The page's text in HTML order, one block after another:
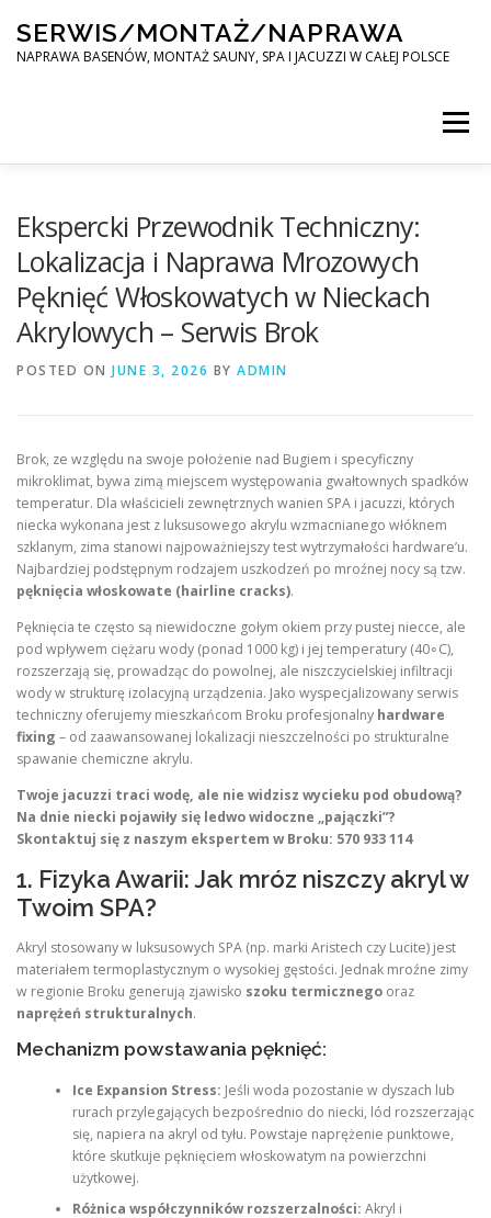
content
SERWIS/MONTAŻ/NAPRAWA
NAPRAWA BASENÓW, MONTAŻ SAUNY, SPA I JACUZZI W CAŁEJ POLSCE
Menu
MONTAŻ SAUNY, SPA, JACUZI W CAŁEJ POLSCE
KONTAKT
Ekspercki Przewodnik Techniczny:
Lokalizacja i Naprawa Mrozowych
Pęknięć Włoskowatych w Nieckach
Akrylowych – Serwis Brok
POSTED ON JUNE 3, 2026 BY ADMIN
Brok, ze względu na swoje położenie nad Bugiem i specyficzny
mikroklimat, bywa zimą miejscem występowania gwałtownych spadków
temperatur. Dla właścicieli zewnętrznych wanien SPA i jacuzzi, których
niecka wykonana jest z luksusowego akrylu wzmacnianego włóknem
szklanym, zima stanowi najpoważniejszy test wytrzymałości hardware’u.
Najbardziej podstępnym rodzajem uszkodzeń po mroźnej nocy są tzw.
pęknięcia włoskowate (hairline cracks).
Pęknięcia te często są niewidoczne gołym okiem przy pustej niecce, ale
pod wpływem ciężaru wody (ponad 1000 kg) i jej temperatury (40∘C),
rozszerzają się, prowadząc do powolnej, ale niszczycielskiej infiltracji
wody w strukturę izolacyjną urządzenia. Jako wyspecjalizowany serwis
techniczny oferujemy mieszkańcom Broku profesjonalny hardware
fixing – od zaawansowanej lokalizacji nieszczelności po strukturalne
spawanie chemiczne akrylu.
Twoje jacuzzi traci wodę, ale nie widzisz wycieku pod obudową?
Na dnie niecki pojawiły się ledwo widoczne „pajączki”?
Skontaktuj się z naszym ekspertem w Broku: 570 933 114
1. Fizyka Awarii: Jak mróz niszczy akryl w
Twoim SPA?
Akryl stosowany w luksusowych SPA (np. marki Aristech czy Lucite) jest
materiałem termoplastycznym o wysokiej gęstości. Jednak mroźne zimy
w regionie Broku generują zjawisko szoku termicznego oraz
naprężeń strukturalnych.
Mechanizm powstawania pęknięć:
Ice Expansion Stress: Jeśli woda pozostanie w dyszach lub
rurach przylegających bezpośrednio do niecki, lód rozszerzając
się, napiera na akryl od tyłu. Powstaje naprężenie punktowe,
które skutkuje pęknięciem włoskowatym na powierzchni
użytkowej.
Różnica współczynników rozszerzalności: Akryl i